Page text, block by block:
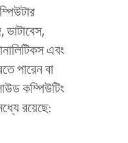
ডাটাবেস,
এবং
পারেন বা
কম্পিউটিং
রয়েছে: